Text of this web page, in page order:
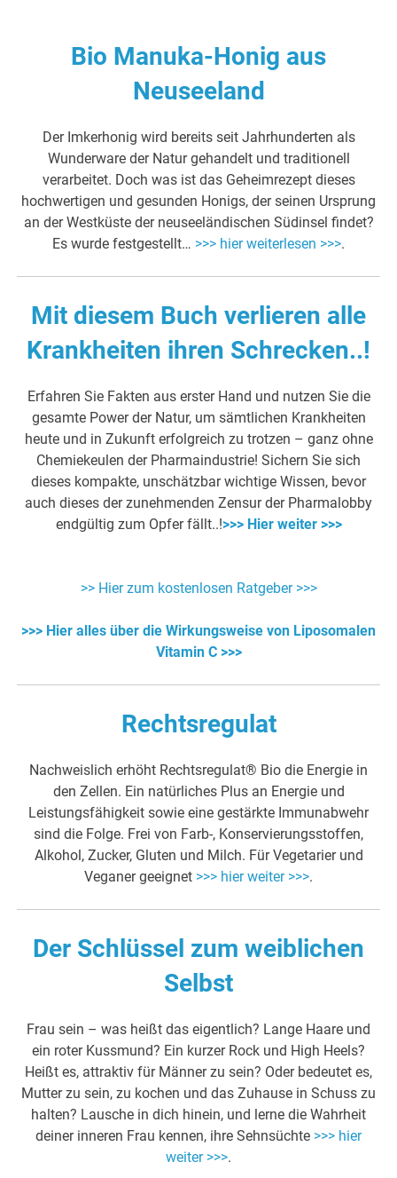
Bio Manuka-Honig aus
Neuseeland
Der Imkerhonig wird bereits seit Jahrhunderten als
Wunderware der Natur gehandelt und traditionell
verarbeitet. Doch was ist das Geheimrezept dieses
hochwertigen und gesunden Honigs, der seinen Ursprung
an der Westküste der neuseeländischen Südinsel findet?
Es wurde festgestellt… >>> hier weiterlesen >>>.
Mit diesem Buch verlieren alle
Krankheiten ihren Schrecken..!
Erfahren Sie Fakten aus erster Hand und nutzen Sie die
gesamte Power der Natur, um sämtlichen Krankheiten
heute und in Zukunft erfolgreich zu trotzen – ganz ohne
Chemiekeulen der Pharmaindustrie! Sichern Sie sich
dieses kompakte, unschätzbar wichtige Wissen, bevor
auch dieses der zunehmenden Zensur der Pharmalobby
endgültig zum Opfer fällt..!>>> Hier weiter >>>
>> Hier zum kostenlosen Ratgeber >>>
>>> Hier alles über die Wirkungsweise von Liposomalen
Vitamin C >>>
Rechtsregulat
Nachweislich erhöht Rechtsregulat® Bio die Energie in
den Zellen. Ein natürliches Plus an Energie und
Leistungsfähigkeit sowie eine gestärkte Immunabwehr
sind die Folge. Frei von Farb-, Konservierungsstoffen,
Alkohol, Zucker, Gluten und Milch. Für Vegetarier und
Veganer geeignet >>> hier weiter >>>.
Der Schlüssel zum weiblichen
Selbst
Frau sein – was heißt das eigentlich? Lange Haare und
ein roter Kussmund? Ein kurzer Rock und High Heels?
Heißt es, attraktiv für Männer zu sein? Oder bedeutet es,
Mutter zu sein, zu kochen und das Zuhause in Schuss zu
halten? Lausche in dich hinein, und lerne die Wahrheit
deiner inneren Frau kennen, ihre Sehnsüchte >>> hier
weiter >>>.